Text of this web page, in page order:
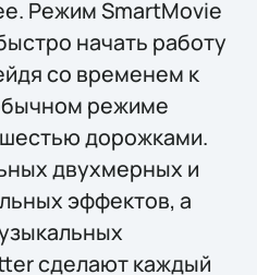
Режим SmartMovie
начать работу
со временем к
режиме
дорожками.
двухмерных и
эффектов, а
сделают каждый